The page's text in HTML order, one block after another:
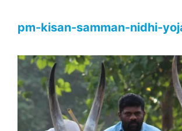
pm-kisan-samman-nidhi-